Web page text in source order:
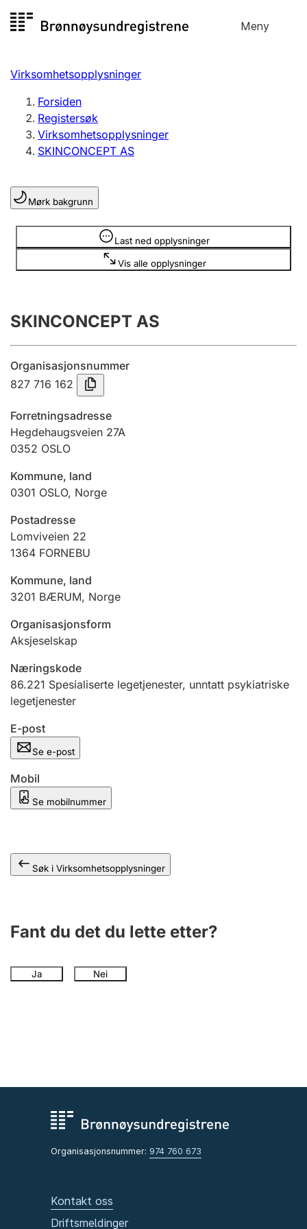
til
Meny
Registersøk
Aksjeselskap
Enkeltpersonforetak
Registrere, endre, slette
Lag og forening
Registrere, endre, slette
Årsregnskap
Innsending og forsinkelsesgebyr
Tinglysing
Jeger
Ektepaktveileder
Andre tema
Virksomhetsopplysninger
Forsiden
Registersøk
Virksomhetsopplysninger
SKINCONCEPT AS
Mørk bakgrunn
Last ned opplysninger
Vis alle opplysninger
Opplysninger er skjult
SKINCONCEPT AS
Organisasjonsnummer
827 716 162
Forretningsadresse
Hegdehaugsveien 27A
0352 OSLO
Kommune, land
0301 OSLO, Norge
Postadresse
Lomviveien 22
1364 FORNEBU
Kommune, land
3201 BÆRUM, Norge
Organisasjonsform
Aksjeselskap
Næringskode
86.221 Spesialiserte legetjenester, unntatt psykiatriske
legetjenester
E-post
Se e-post
Mobil
Se mobilnummer
Søk i Virksomhetsopplysninger
Fant du det du lette etter?
Ja Nei
Organisasjonsnummer: 974 760 673
Kontakt oss
Driftsmeldinger